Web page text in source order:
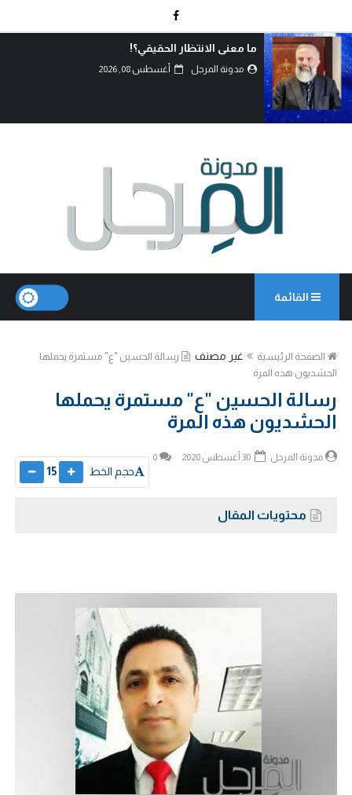
اتفاق الدفاع المشترك… قراءة في
القوى.
القائمة
الصفحة الرئيسية غير مصنف
رسالة الحسين "ع" مستمرة يحملها
الحشديون هذه المرة
رسالة الحسين "ع" مستمرة يحملها
الحشديون هذه المرة
مدونة المرجل 0
حجم الخط 15
محتويات المقال